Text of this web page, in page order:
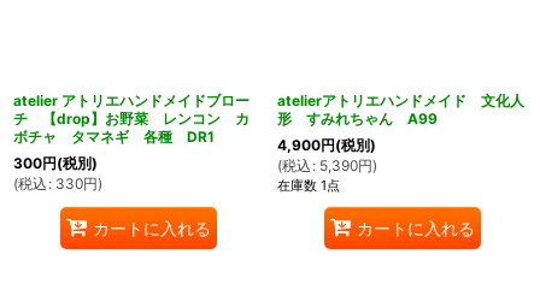
atelier アトリエハンドメイドブロー
チ 【drop】お野菜 レンコン カ
ボチャ タマネギ 各種 DR1
300円(税別)
(税込 : 330円)
カートに入れる
atelierアトリエハンドメイド 文化人
形 すみれちゃん A99
4,900円(税別)
(税込 : 5,390円)
在庫数 1点
カートに入れる